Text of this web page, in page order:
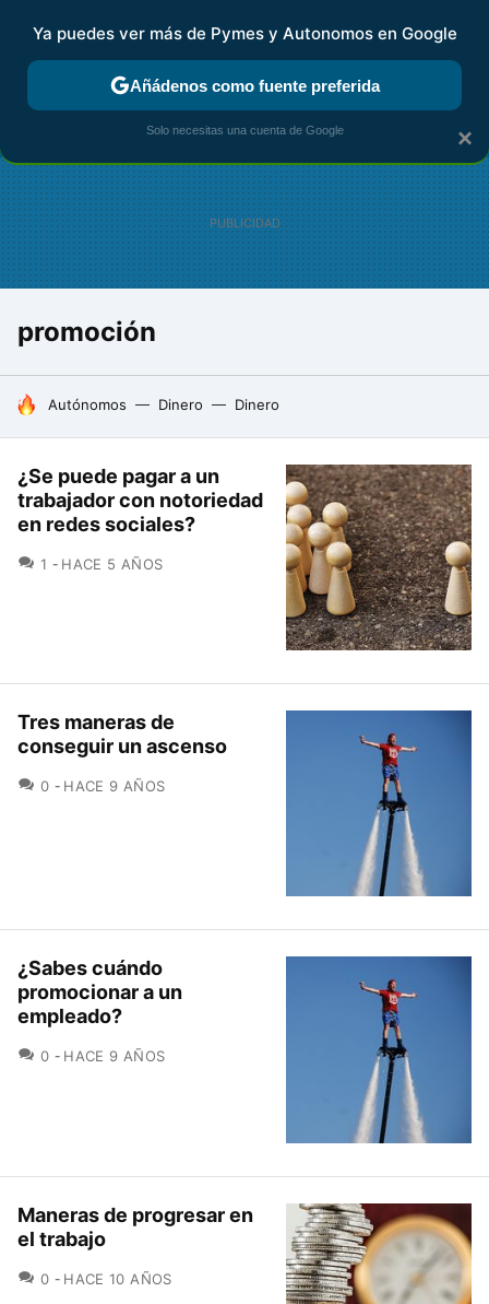
FISCALIDAD Y CONTABILIDAD KIT DIGITAL RENTA
promoción
HOY SE HABLA DE
Autónomos Dinero Dinero
¿Se puede pagar a un
trabajador con notoriedad
en redes sociales?
1 COMENTARIOS
HACE 5 AÑOS
Tres maneras de
conseguir un ascenso
0 COMENTARIOS
HACE 9 AÑOS
¿Sabes cuándo
promocionar a un
empleado?
0 COMENTARIOS
HACE 9 AÑOS
Maneras de progresar en
el trabajo
0 COMENTARIOS
HACE 10 AÑOS
×
Ya puedes ver más de Pymes y Autonomos en Google
Añádenos como fuente preferida
Solo necesitas una cuenta de Google